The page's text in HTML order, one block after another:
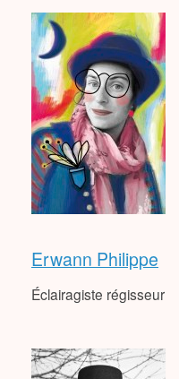
Erwann Philippe
Éclairagiste régisseur